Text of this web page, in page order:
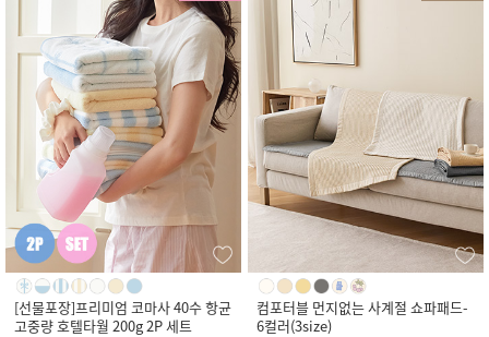
[선물포장]프리미엄 코마사 40수 항균
고중량 호텔타월 200g 2P 세트
컴포터블 먼지없는 사계절 쇼파패드-
6컬러(3size)